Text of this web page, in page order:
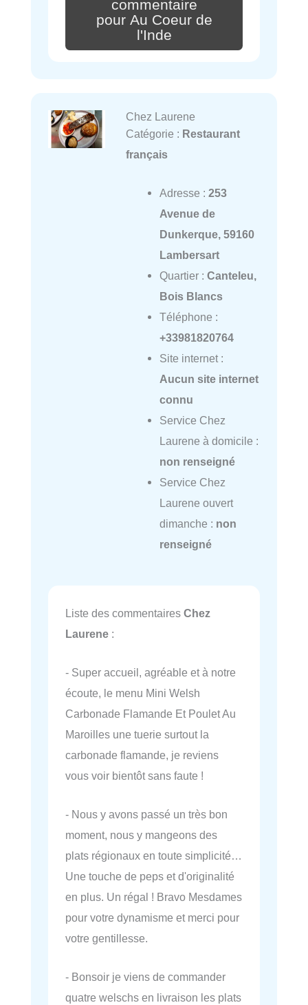
commentaire
pour Au Coeur de
l'Inde
Chez Laurene
Catégorie : Restaurant
français
Adresse : 253
Avenue de
Dunkerque, 59160
Lambersart
Quartier : Canteleu,
Bois Blancs
Téléphone :
+33981820764
Site internet :
Aucun site internet
connu
Service Chez
Laurene à domicile :
non renseigné
Service Chez
Laurene ouvert
dimanche : non
renseigné
Liste des commentaires Chez
Laurene :
- Super accueil, agréable et à notre
écoute, le menu Mini Welsh
Carbonade Flamande Et Poulet Au
Maroilles une tuerie surtout la
carbonade flamande, je reviens
vous voir bientôt sans faute !
- Nous y avons passé un très bon
moment, nous y mangeons des
plats régionaux en toute simplicité…
Une touche de peps et d'originalité
en plus. Un régal ! Bravo Mesdames
pour votre dynamisme et merci pour
votre gentillesse.
- Bonsoir je viens de commander
quatre welschs en livraison les plats